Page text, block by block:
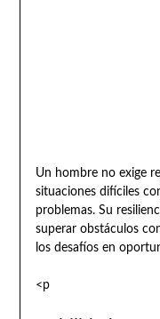
Un hombre no exige
situaciones difíciles
problemas. Su
superar obstáculos
los desafíos en
<p